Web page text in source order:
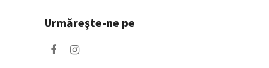
Urmăreşte-ne pe